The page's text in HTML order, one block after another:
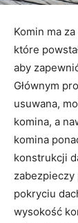
Komin ma
które
aby
Głównym
usuwana,
komina, a
komina
konstrukcji
zabezpieczy
pokryciu
wysokość